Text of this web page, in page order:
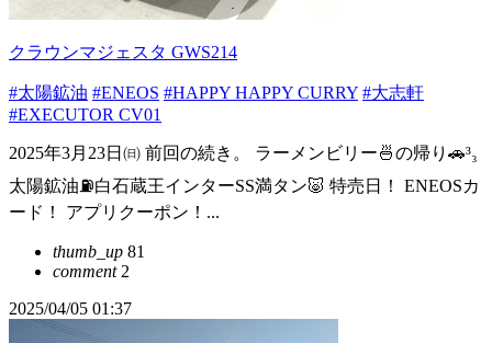
クラウンマジェスタ GWS214
#太陽鉱油 #ENEOS #HAPPY HAPPY CURRY #大志軒
#EXECUTOR CV01
2025年3月23日㈰ 前回の続き。 ラーメンビリー🍜の帰り🚗³₃
太陽鉱油⛽白石蔵王インターSS満タン🐷 特売日！ ENEOSカ
ード！ アプリクーポン！...
thumb_up 81
comment2
2025/04/05 01:37